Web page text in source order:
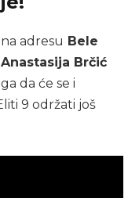
adresu Bele
Anastasija Brčić
da će se i
9 održati još